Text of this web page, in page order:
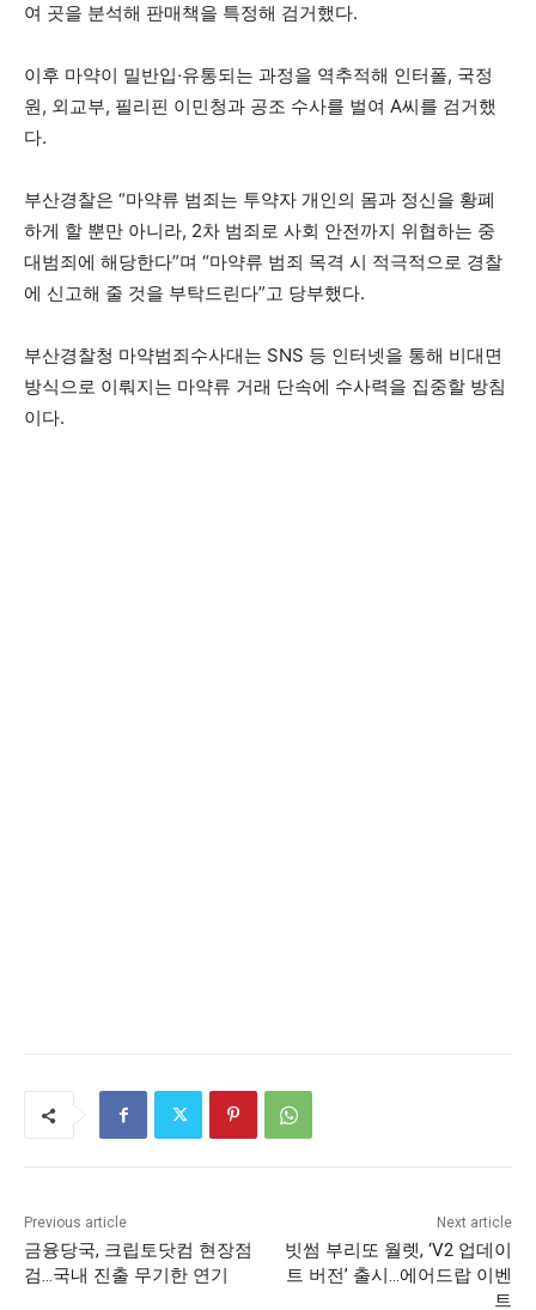
여 곳을 분석해 판매책을 특정해 검거했다.
이후 마약이 밀반입·유통되는 과정을 역추적해 인터폴, 국정
원, 외교부, 필리핀 이민청과 공조 수사를 벌여 A씨를 검거했
다.
부산경찰은 “마약류 범죄는 투약자 개인의 몸과 정신을 황폐
하게 할 뿐만 아니라, 2차 범죄로 사회 안전까지 위협하는 중
대범죄에 해당한다”며 “마약류 범죄 목격 시 적극적으로 경찰
에 신고해 줄 것을 부탁드린다”고 당부했다.
부산경찰청 마약범죄수사대는 SNS 등 인터넷을 통해 비대면
방식으로 이뤄지는 마약류 거래 단속에 수사력을 집중할 방침
이다.
Previous article
금융당국, 크립토닷컴 현장점
검…국내 진출 무기한 연기
Next article
빗썸 부리또 월렛, ‘V2 업데이
트 버전’ 출시…에어드랍 이벤
트